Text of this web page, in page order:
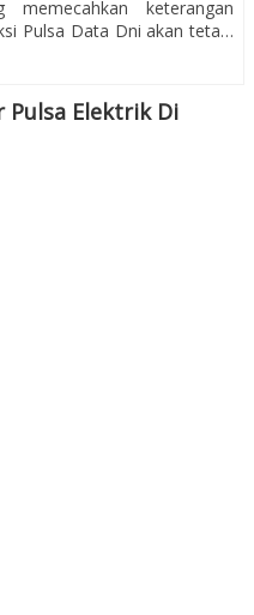
memecahkan keterangan
Pulsa Data Dni akan teta…
Elektrik Di